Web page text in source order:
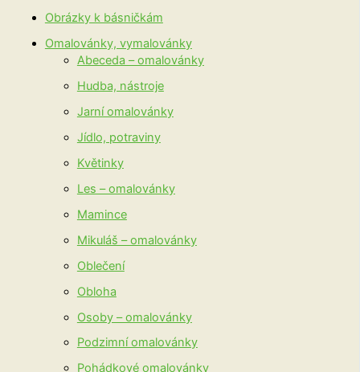
Obrázky k básničkám
Omalovánky, vymalovánky
Abeceda – omalovánky
Hudba, nástroje
Jarní omalovánky
Jídlo, potraviny
Květinky
Les – omalovánky
Mamince
Mikuláš – omalovánky
Oblečení
Obloha
Osoby – omalovánky
Podzimní omalovánky
Pohádkové omalovánky